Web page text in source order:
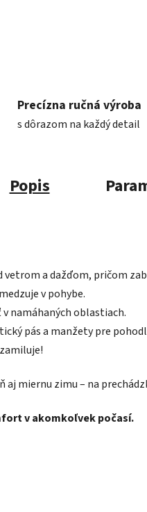
Precízna ručná výroba
s dôrazom na každý detail
Popis
vetrom a dažďom, pričom
v pohybe.
namáhaných oblastiach.
pás a manžety pre
aj miernu zimu – na
v akomkoľvek počasí.